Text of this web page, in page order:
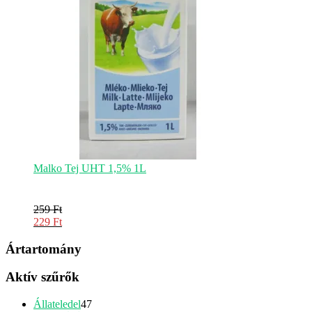
Malko Tej UHT 1,5% 1L
259Ft
Original
was:
229 Ft
price
229 Ft.
Ártartomány
Aktív szűrők
Állateledel4747